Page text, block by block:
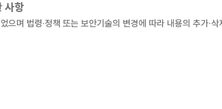
사항
며 법령·정책 또는 보안기술의 변경에 따라 내용의 추가·